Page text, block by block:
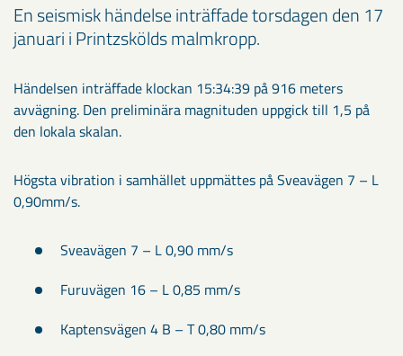
​En seismisk händelse inträffade torsdagen den 17
januari i Printzskölds malmkropp.
Händelsen inträffade klockan 15:34:39 på 916 meters
avvägning. Den preliminära magnituden uppgick till 1,5 på
den lokala skalan.
Högsta vibration i samhället uppmättes på Sveavägen 7 – L
0,90mm/s.
Sveavägen 7 – L 0,90 mm/s
Furuvägen 16 – L 0,85 mm/s
Kaptensvägen 4 B – T 0,80 mm/s